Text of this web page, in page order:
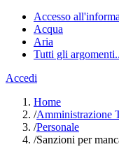
Accesso
Acqua
Aria
Tutti gli
Accedi
Home
/Amministrazione
/Personale
/Sanzioni per